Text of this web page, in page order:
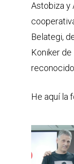
Astobiza y
Belategi,
Koniker de
He aquí la